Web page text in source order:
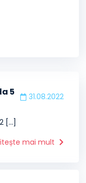
5
31.08.2022
[...]
mai mult